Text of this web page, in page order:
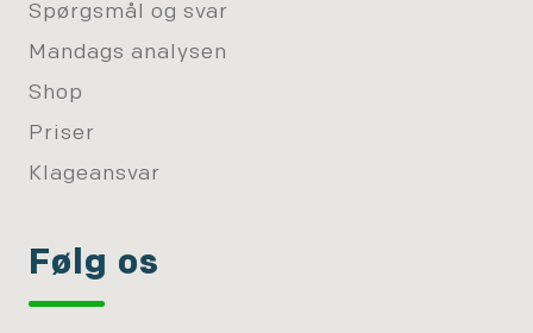
Spørgsmål og svar
Mandags analysen
Shop
Priser
Klageansvar
Følg os